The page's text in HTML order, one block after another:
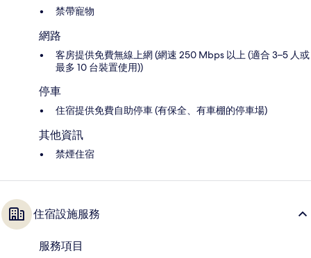
禁帶寵物
網路
客房提供免費無線上網 (網速 250 Mbps 以上 (適合 3–5 人或
最多 10 台裝置使用))
停車
住宿提供免費自助停車 (有保全、有車棚的停車場)
其他資訊
禁煙住宿
住宿設施服務
服務項目